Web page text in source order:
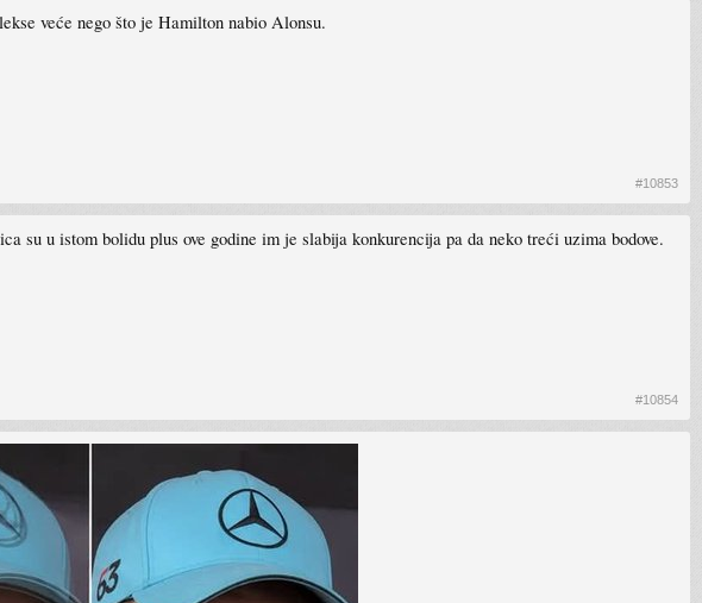
veće nego što je Hamilton nabio Alonsu.
#10853
su u istom bolidu plus ove godine im je slabija konkurencija pa da neko treći uzima bodove.
#10854